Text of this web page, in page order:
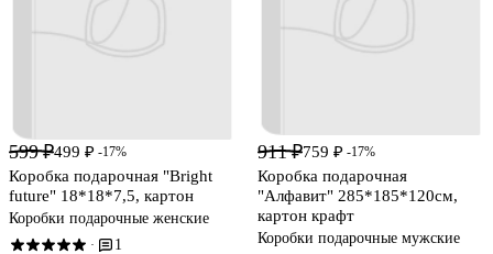
599 ₽499 ₽ -17%
Коробка подарочная "Bright
future" 18*18*7,5, картон
Коробки подарочные женские
· 1
911 ₽759 ₽ -17%
Коробка подарочная
"Алфавит" 285*185*120см,
картон крафт
Коробки подарочные мужские